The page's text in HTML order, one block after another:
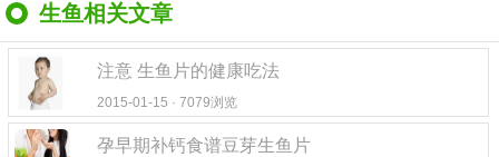
生鱼相关文章
注意 生鱼片的健康吃法
2015-01-15 · 7079浏览
孕早期补钙食谱豆芽生鱼片